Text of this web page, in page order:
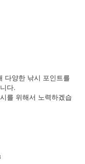
다양한 낚시 포인트를
다.
를 위해서 노력하겠습